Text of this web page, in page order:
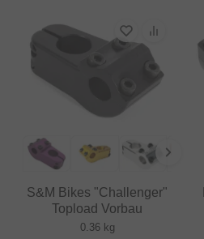
S&M Bikes "Challenger"
Topload Vorbau
0.36 kg